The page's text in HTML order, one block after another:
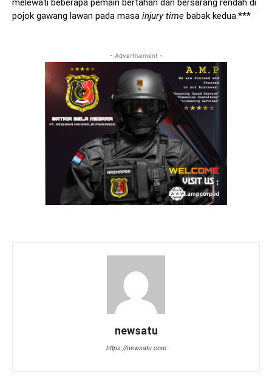
melewati beberapa pemain bertahan dan bersarang rendah di
pojok gawang lawan pada masa injury time babak kedua.***
- Advertisement -
newsatu
https://newsatu.com